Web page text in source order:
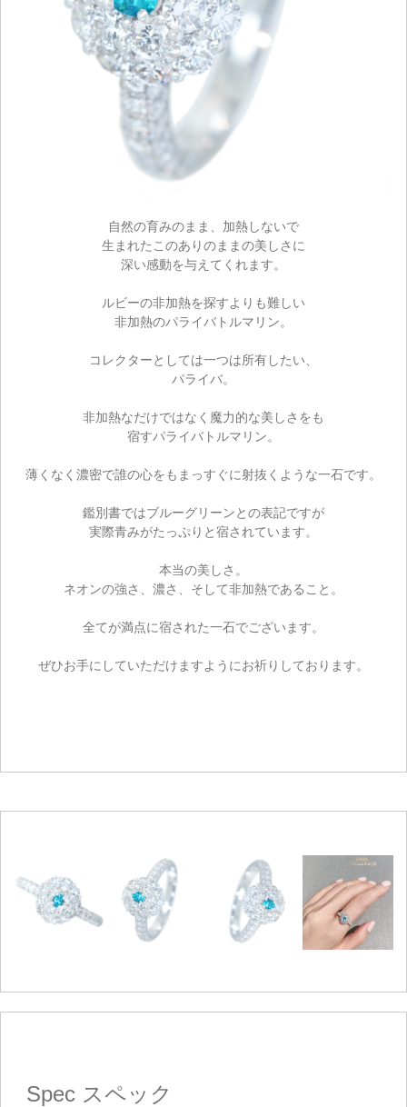
自然の育みのまま、加熱しないで
生まれたこのありのままの美しさに
深い感動を与えてくれます。
ルビーの非加熱を探すよりも難しい
非加熱のパライバトルマリン。
コレクターとしては一つは所有したい、
パライバ。
非加熱なだけではなく魔力的な美しさをも
宿すパライバトルマリン。
薄くなく濃密で誰の心をもまっすぐに射抜くような一石です。
鑑別書ではブルーグリーンとの表記ですが
実際青みがたっぷりと宿されています。
本当の美しさ。
ネオンの強さ、濃さ、そして非加熱であること。
全てが満点に宿された一石でございます。
ぜひお手にしていただけますようにお祈りしております。
Spec スペック
カートを見る
お買い物を続ける